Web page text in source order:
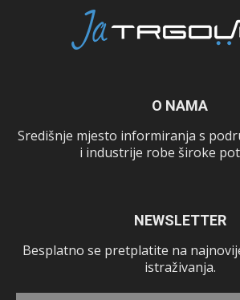
O NAMA
Središnje mjesto informiranja s
i industrije robe široke
NEWSLETTER
Besplatno se pretplatite na
istraživanja.